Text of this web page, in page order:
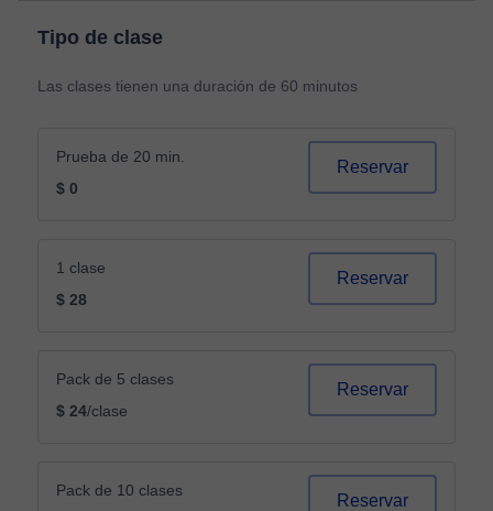
Tipo de clase
Las clases tienen una duración de 60 minutos
Prueba de 20 min.
$ 0
Reservar
1 clase
$ 28
Reservar
Pack de 5 clases
$ 24/clase
Reservar
Pack de 10 clases
Reservar